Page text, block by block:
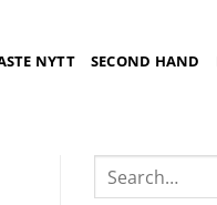
NYTT SECOND HAND